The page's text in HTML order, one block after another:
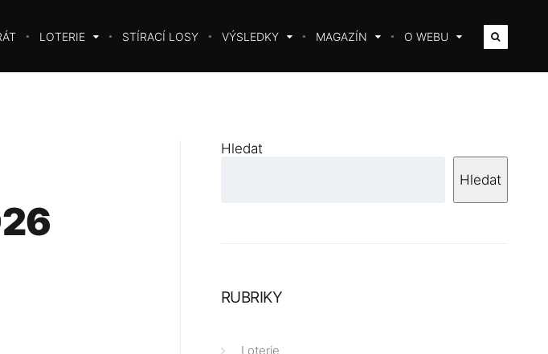
LOTERIE STÍRACÍ LOSY VÝSLEDKY MAGAZÍN O WEBU
Hledat
Hledat
RUBRIKY
Loterie